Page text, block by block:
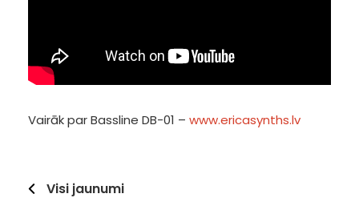
Vairāk par Bassline DB-01 – www.ericasynths.lv
Visi jaunumi